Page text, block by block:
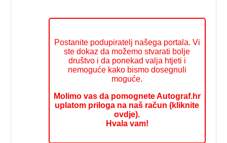
Postanite podupiratelj našega portala. Vi
ste dokaz da možemo stvarati bolje
društvo i da ponekad valja htjeti i
nemoguće kako bismo dosegnuli
moguće.
Molimo vas da pomognete Autograf.hr
uplatom priloga na naš račun (kliknite
ovdje).
Hvala vam!